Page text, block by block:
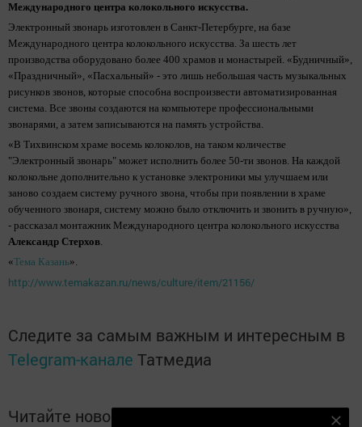
Международного центра колокольного искусства.
Электронный звонарь изготовлен в Санкт-Петербурге, на базе
Международного центра колокольного искусства. За шесть лет
производства оборудовано более 400 храмов и монастырей. «Будничный»,
«Праздничный», «Пасхальный» - это лишь небольшая часть музыкальных
рисунков звонов, которые способна воспроизвести автоматизированная
система. Все звоны создаются на компьютере профессиональными
звонарями, а затем записываются на память устройства.
«В Тихвинском храме восемь колоколов, на таком количестве
"Электронный звонарь" может исполнить более 50-ти звонов. На каждой
колокольне дополнительно к установке электроники мы улучшаем или
заново создаем систему ручного звона, чтобы при появлении в храме
обученного звонаря, систему можно было отключить и звонить в ручную»,
- рассказал монтажник Международного центра колокольного искусства
Александр Стерхов.
«Тема Казань».
http://www.temakazan.ru/news/culture/item/21156/
Следите за самым важным и интересным в
Telegram-канале Татмедиа
Читайте новости Татарстана в